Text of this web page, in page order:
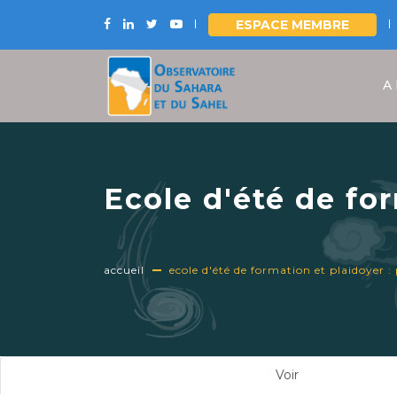
principal
ESPACE MEMBRE
A
Ecole d'été de
d'expériences et
Tunis, du 1er au
accueil ecole d'été de formation et plaidoyer
Voir(onglet